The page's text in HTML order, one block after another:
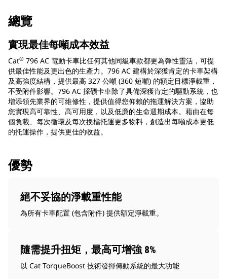
總覽
實現最佳每噸成本效益
Cat® 796 AC 電動卡車比任何其他同級車款都更為彈性靈活，可提
供最佳性能及更出色的生產力。796 AC 建構於深獲肯定的卡車架構
及高強度結構，提供最高 327 公噸 (360 短噸) 的額定目標淨載重，
不受附件影響。796 AC 採礦卡車除了具備深獲肯定的驅動系統，也
增添領先業界的可維修性，提供值得您仰賴的拖運解決方案，協助
您實現高可靠性、高可用度，以及低廉的生命週期成本。藉由在每
個負載、每次循環及每次換檔托運更多物料，創造出每噸成本更低
的托運操作，提供更佳的收益。
優勢
絕不妥協的淨載重性能
為所有卡車配置 (包含附件) 提供額定淨載重。
隨需提升扭矩，最高可增強 8%
以 Cat TorqueBoost 技術發揮傳動系統的最大功能